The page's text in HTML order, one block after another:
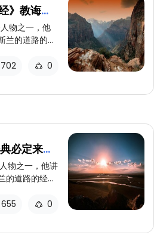
》教诲的
物之一，他
兰的道路的经
。人们不需
穆罕默德借
702 0
必定来自
物之一，他讲
的道路的经
655 0